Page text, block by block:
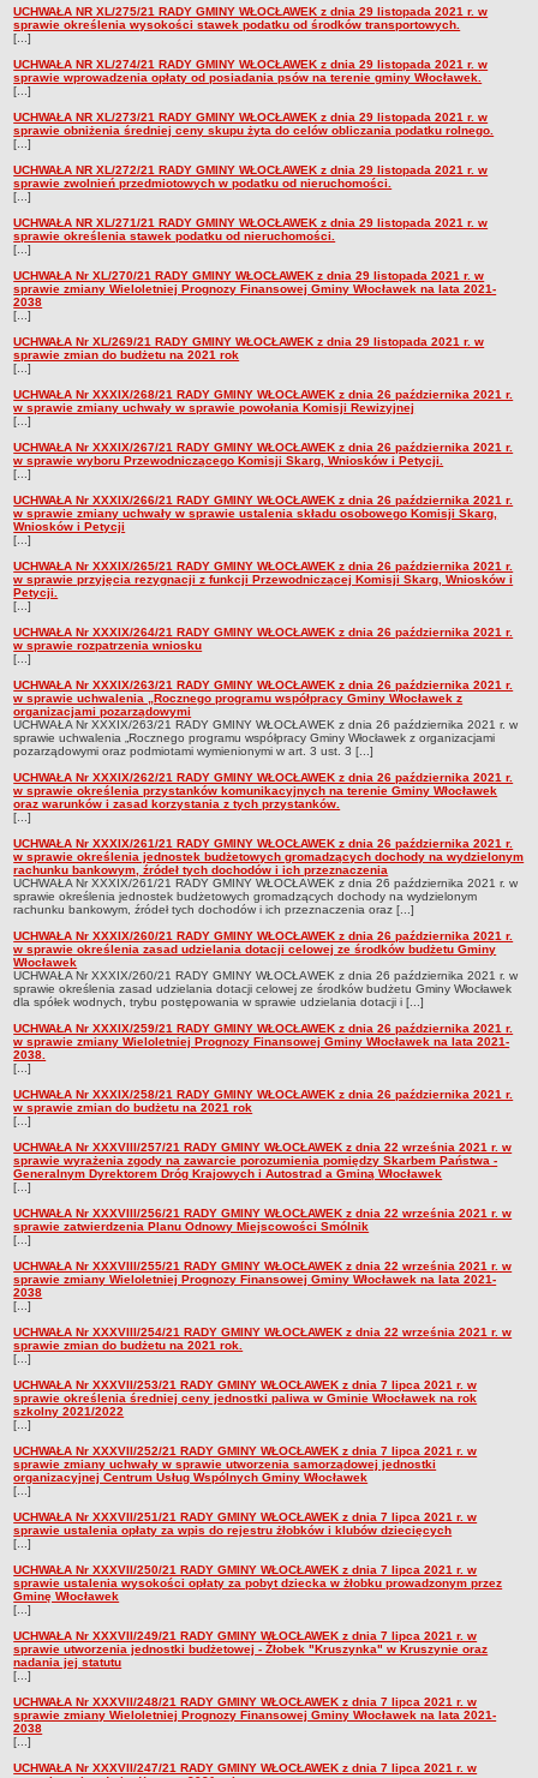
PORADNIK INTERESANTA
Obsługa osób doświadczonych trwałymi lub okresowymi
głuchoniemych)
Jak załatwić sprawę
Informacje nieudostępnione
Wniosek o udostępnienie informacji publicznej
Strategia rozwoju
Program opieki nad zabytkami
DZIAŁ WYBORCZY
Wybory Prezydenckie 2020
Wybory posłów do Parlamentu Europejskiego 2019
Wybory Samorządowe 2018 r.
Wybory ławników na kadencję 2020 – 2023
Roczny Program Współpracy Gminy Włocławek z organizacjami
pozarządowymi - Konsultacje
Nowe statuty sołectw - Konsultacje
Nieodpłatna pomoc prawna
Obwieszczenia Wójta Gminy
Obwieszczenia Wojewody
Obwieszczenia innych organów
Informacje i Ogłoszenia
Ogłoszenia dot. nieruchomości
Sprawozdania Wójta Gminy
Zawiadomienia
Nabór pracowników
Konkursy - gminne jednostki organizacyjne
Rejestry
Petycje kierowane do Wójta Gminy
Petycje
Dostępność cyfrowa strony podmiotowej BIP
UCHWAŁA NR XL/275/21 RADY GMINY WŁOCŁAWEK z dnia 29 listopada 2021 r. w
sprawie określenia wysokości stawek podatku od środków transportowych.
[...]
UCHWAŁA NR XL/274/21 RADY GMINY WŁOCŁAWEK z dnia 29 listopada 2021 r. w
sprawie wprowadzenia opłaty od posiadania psów na terenie gminy Włocławek.
[...]
UCHWAŁA NR XL/273/21 RADY GMINY WŁOCŁAWEK z dnia 29 listopada 2021 r. w
sprawie obniżenia średniej ceny skupu żyta do celów obliczania podatku rolnego.
[...]
UCHWAŁA NR XL/272/21 RADY GMINY WŁOCŁAWEK z dnia 29 listopada 2021 r. w
sprawie zwolnień przedmiotowych w podatku od nieruchomości.
[...]
UCHWAŁA NR XL/271/21 RADY GMINY WŁOCŁAWEK z dnia 29 listopada 2021 r. w
sprawie określenia stawek podatku od nieruchomości.
[...]
UCHWAŁA Nr XL/270/21 RADY GMINY WŁOCŁAWEK z dnia 29 listopada 2021 r. w
sprawie zmiany Wieloletniej Prognozy Finansowej Gminy Włocławek na lata 2021-
2038
[...]
UCHWAŁA Nr XL/269/21 RADY GMINY WŁOCŁAWEK z dnia 29 listopada 2021 r. w
sprawie zmian do budżetu na 2021 rok
[...]
UCHWAŁA Nr XXXIX/268/21 RADY GMINY WŁOCŁAWEK z dnia 26 października 2021 r.
w sprawie zmiany uchwały w sprawie powołania Komisji Rewizyjnej
[...]
UCHWAŁA Nr XXXIX/267/21 RADY GMINY WŁOCŁAWEK z dnia 26 października 2021 r.
w sprawie wyboru Przewodniczącego Komisji Skarg, Wniosków i Petycji.
[...]
UCHWAŁA Nr XXXIX/266/21 RADY GMINY WŁOCŁAWEK z dnia 26 października 2021 r.
w sprawie zmiany uchwały w sprawie ustalenia składu osobowego Komisji Skarg,
Wniosków i Petycji
[...]
UCHWAŁA Nr XXXIX/265/21 RADY GMINY WŁOCŁAWEK z dnia 26 października 2021 r.
w sprawie przyjęcia rezygnacji z funkcji Przewodniczącej Komisji Skarg, Wniosków i
Petycji.
[...]
UCHWAŁA Nr XXXIX/264/21 RADY GMINY WŁOCŁAWEK z dnia 26 października 2021 r.
w sprawie rozpatrzenia wniosku
[...]
UCHWAŁA Nr XXXIX/263/21 RADY GMINY WŁOCŁAWEK z dnia 26 października 2021 r.
w sprawie uchwalenia „Rocznego programu współpracy Gminy Włocławek z
organizacjami pozarządowymi
UCHWAŁA Nr XXXIX/263/21 RADY GMINY WŁOCŁAWEK z dnia 26 października 2021 r. w
sprawie uchwalenia „Rocznego programu współpracy Gminy Włocławek z organizacjami
pozarządowymi oraz podmiotami wymienionymi w art. 3 ust. 3 [...]
UCHWAŁA Nr XXXIX/262/21 RADY GMINY WŁOCŁAWEK z dnia 26 października 2021 r.
w sprawie określenia przystanków komunikacyjnych na terenie Gminy Włocławek
oraz warunków i zasad korzystania z tych przystanków.
[...]
UCHWAŁA Nr XXXIX/261/21 RADY GMINY WŁOCŁAWEK z dnia 26 października 2021 r.
w sprawie określenia jednostek budżetowych gromadzących dochody na wydzielonym
rachunku bankowym, źródeł tych dochodów i ich przeznaczenia
UCHWAŁA Nr XXXIX/261/21 RADY GMINY WŁOCŁAWEK z dnia 26 października 2021 r. w
sprawie określenia jednostek budżetowych gromadzących dochody na wydzielonym
rachunku bankowym, źródeł tych dochodów i ich przeznaczenia oraz [...]
UCHWAŁA Nr XXXIX/260/21 RADY GMINY WŁOCŁAWEK z dnia 26 października 2021 r.
w sprawie określenia zasad udzielania dotacji celowej ze środków budżetu Gminy
Włocławek
UCHWAŁA Nr XXXIX/260/21 RADY GMINY WŁOCŁAWEK z dnia 26 października 2021 r. w
sprawie określenia zasad udzielania dotacji celowej ze środków budżetu Gminy Włocławek
dla spółek wodnych, trybu postępowania w sprawie udzielania dotacji i [...]
UCHWAŁA Nr XXXIX/259/21 RADY GMINY WŁOCŁAWEK z dnia 26 października 2021 r.
w sprawie zmiany Wieloletniej Prognozy Finansowej Gminy Włocławek na lata 2021-
2038.
[...]
UCHWAŁA Nr XXXIX/258/21 RADY GMINY WŁOCŁAWEK z dnia 26 października 2021 r.
w sprawie zmian do budżetu na 2021 rok
[...]
UCHWAŁA Nr XXXVIII/257/21 RADY GMINY WŁOCŁAWEK z dnia 22 września 2021 r. w
sprawie wyrażenia zgody na zawarcie porozumienia pomiędzy Skarbem Państwa -
Generalnym Dyrektorem Dróg Krajowych i Autostrad a Gminą Włocławek
[...]
UCHWAŁA Nr XXXVIII/256/21 RADY GMINY WŁOCŁAWEK z dnia 22 września 2021 r. w
sprawie zatwierdzenia Planu Odnowy Miejscowości Smólnik
[...]
UCHWAŁA Nr XXXVIII/255/21 RADY GMINY WŁOCŁAWEK z dnia 22 września 2021 r. w
sprawie zmiany Wieloletniej Prognozy Finansowej Gminy Włocławek na lata 2021-
2038
[...]
UCHWAŁA Nr XXXVIII/254/21 RADY GMINY WŁOCŁAWEK z dnia 22 września 2021 r. w
sprawie zmian do budżetu na 2021 rok.
[...]
UCHWAŁA Nr XXXVII/253/21 RADY GMINY WŁOCŁAWEK z dnia 7 lipca 2021 r. w
sprawie określenia średniej ceny jednostki paliwa w Gminie Włocławek na rok
szkolny 2021/2022
[...]
UCHWAŁA Nr XXXVII/252/21 RADY GMINY WŁOCŁAWEK z dnia 7 lipca 2021 r. w
sprawie zmiany uchwały w sprawie utworzenia samorządowej jednostki
organizacyjnej Centrum Usług Wspólnych Gminy Włocławek
[...]
UCHWAŁA Nr XXXVII/251/21 RADY GMINY WŁOCŁAWEK z dnia 7 lipca 2021 r. w
sprawie ustalenia opłaty za wpis do rejestru żłobków i klubów dziecięcych
[...]
UCHWAŁA Nr XXXVII/250/21 RADY GMINY WŁOCŁAWEK z dnia 7 lipca 2021 r. w
sprawie ustalenia wysokości opłaty za pobyt dziecka w żłobku prowadzonym przez
Gminę Włocławek
[...]
UCHWAŁA Nr XXXVII/249/21 RADY GMINY WŁOCŁAWEK z dnia 7 lipca 2021 r. w
sprawie utworzenia jednostki budżetowej - Żłobek "Kruszynka" w Kruszynie oraz
nadania jej statutu
[...]
UCHWAŁA Nr XXXVII/248/21 RADY GMINY WŁOCŁAWEK z dnia 7 lipca 2021 r. w
sprawie zmiany Wieloletniej Prognozy Finansowej Gminy Włocławek na lata 2021-
2038
[...]
UCHWAŁA Nr XXXVII/247/21 RADY GMINY WŁOCŁAWEK z dnia 7 lipca 2021 r. w